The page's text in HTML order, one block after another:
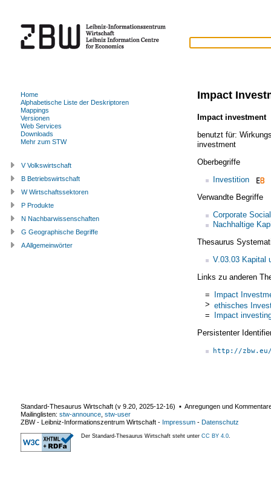
Impact
Impact investment
benutzt für:
investment
Oberbegriffe
Investition
Verwandte Begriffe
Corporate
Nachhaltige
Thesaurus
V.03.03 Kapital
Links zu anderen
= Impact
> ethisches
= Impact
Persistenter
http://
Home
Alphabetische Liste der Deskriptoren
Mappings
Versionen
Web Services
Downloads
Mehr zum STW
V Volkswirtschaft
B Betriebswirtschaft
W Wirtschaftssektoren
P Produkte
N Nachbarwissenschaften
G Geographische Begriffe
A Allgemeinwörter
Standard-Thesaurus Wirtschaft (v 9.20 2025-12-16) ▪ Anregungen und
Mailinglisten: stw-announce stw-user
ZBW - Leibniz-Informationszentrum Wirtschaft - Impressum - Datenschutz
Der Standard-Thesaurus Wirtschaft steht unter CC BY 4.0